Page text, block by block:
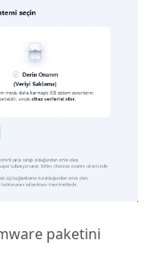
paketini